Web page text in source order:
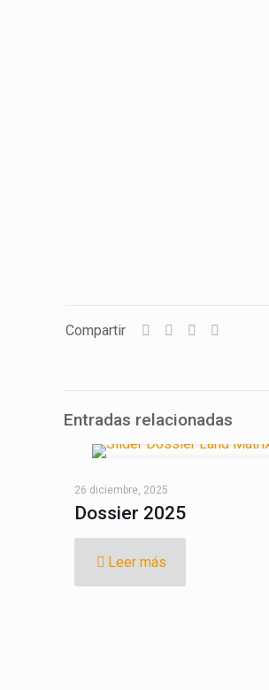
Compartir
Entradas relacionadas
26 diciembre, 2025
Dossier 2025
Leer más
LandMatrix